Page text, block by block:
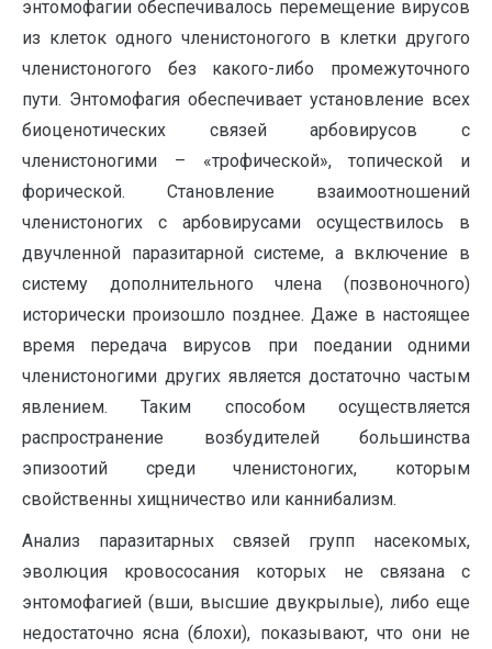
энтомофагии обеспечивалось перемещение вирусов
из клеток одного членистоногого в клетки другого
членистоногого без какого-либо промежуточного
пути. Энтомофагия обеспечивает установление всех
биоценотических связей арбовирусов с
членистоногими – «трофической», топической и
форической. Становление взаимоотношений
членистоногих с арбовирусами осуществилось в
двучленной паразитарной системе, а включение в
систему дополнительного члена (позвоночного)
исторически произошло позднее. Даже в настоящее
время передача вирусов при поедании одними
членистоногими других является достаточно частым
явлением. Таким способом осуществляется
распространение возбудителей большинства
эпизоотий среди членистоногих, которым
свойственны хищничество или каннибализм.
Анализ паразитарных связей групп насекомых,
эволюция кровососания которых не связана с
энтомофагией (вши, высшие двукрылые), либо еще
недостаточно ясна (блохи), показывают, что они не